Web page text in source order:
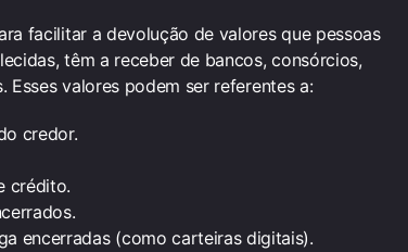
facilitar a devolução de valores que pessoas
têm a receber de bancos, consórcios,
valores podem ser referentes a:
credor.
crédito.
encerradas (como carteiras digitais).